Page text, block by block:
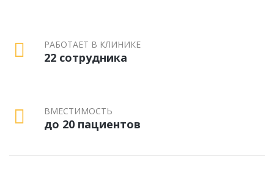
РАБОТАЕТ В КЛИНИКЕ
22 сотрудника
ВМЕСТИМОСТЬ
до 20 пациентов